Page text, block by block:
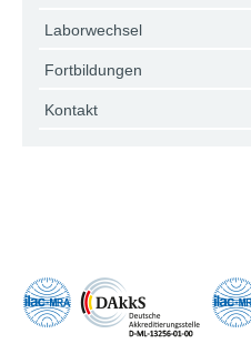
Laborwechsel
Fortbildungen
Kontakt